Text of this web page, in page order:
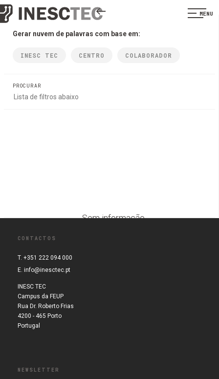
MENU
Gerar nuvem de palavras com base em:
INESC TEC CENTRO COLABORADOR
PROCURAR
Sem informação
CONTACTOS
T. +351 222 094 000
E. info@inesctec.pt
INESC TEC
Campus da FEUP
Rua Dr. Roberto Frias
4200 - 465 Porto
Portugal
NEWSLETTER